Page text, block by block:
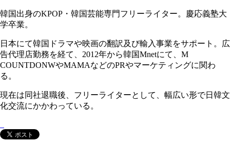
韓国出身のKPOP・韓国芸能専門フリーライター。慶応義塾大
学卒業。
日本にて韓国ドラマや映画の翻訳及び輸入事業をサポート。広
告代理店勤務を経て、2012年から韓国Mnetにて、M
COUNTDONWやMAMAなどのPRやマーケティングに関わ
る。
現在は同社退職後、フリーライターとして、幅広い形で日韓文
化交流にかかわっている。